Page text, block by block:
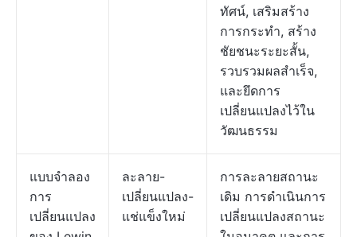
ทัศน์, เสริมสร้าง
การกระทำ, สร้าง
ชัยชนะระยะสั้น,
รวบรวมผลสำเร็จ,
และยึดการ
เปลี่ยนแปลงไว้ใน
วัฒนธรรม
แบบจำลอง
การ
เปลี่ยนแปลง
ละลาย-
เปลี่ยนแปลง-
แช่แข็งใหม่
การละลายสถานะ
เดิม การดำเนินการ
เปลี่ยนแปลงสถานะ